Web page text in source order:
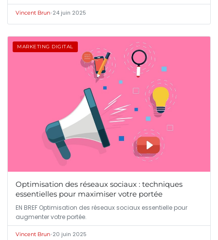
Vincent Brun•24 juin 2025
MARKETING DIGITAL
Optimisation des réseaux sociaux : techniques
essentielles pour maximiser votre portée
EN BREF Optimisation des réseaux sociaux essentielle pour
augmenter votre portée.
Vincent Brun•20 juin 2025